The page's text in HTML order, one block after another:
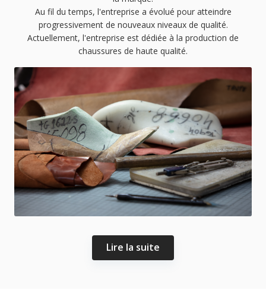
Au fil du temps, l'entreprise a évolué pour atteindre
progressivement de nouveaux niveaux de qualité.
Actuellement, l'entreprise est dédiée à la production de
chaussures de haute qualité.
Lire la suite